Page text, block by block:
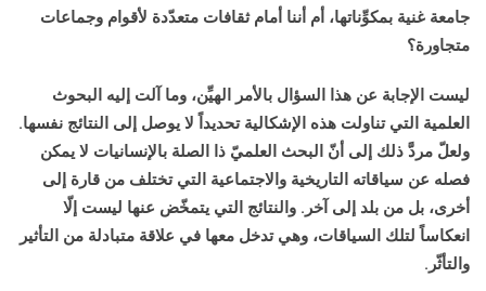
جامعة غنية بمكوِّناتها، أم أننا أمام ثقافات متعدّدة لأقوام وجماعات
متجاورة؟
ليست الإجابة عن هذا السؤال بالأمر الهيِّن، وما آلت إليه البحوث
العلمية التي تناولت هذه الإشكالية تحديداً لا يوصل إلى النتائج نفسها.
ولعلّ مردَّ ذلك إلى أنّ البحث العلميّ ذا الصلة بالإنسانيات لا يمكن
فصله عن سياقاته التاريخية والاجتماعية التي تختلف من قارة إلى
أخرى، بل من بلد إلى آخر. والنتائج التي يتمخّض عنها ليست إلّا
انعكاساً لتلك السياقات، وهي تدخل معها في علاقة متبادلة من التأثير
والتأثّر.